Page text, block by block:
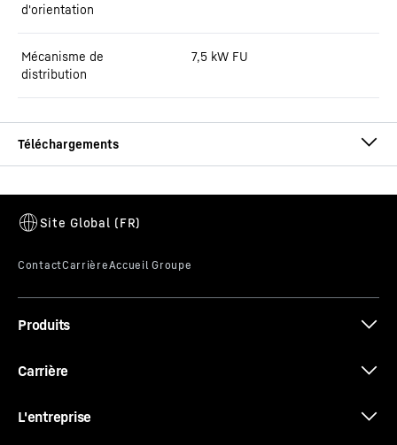
d'orientation
Mécanisme de
distribution
7,5 kW FU
Produits
Carrière
L'entreprise